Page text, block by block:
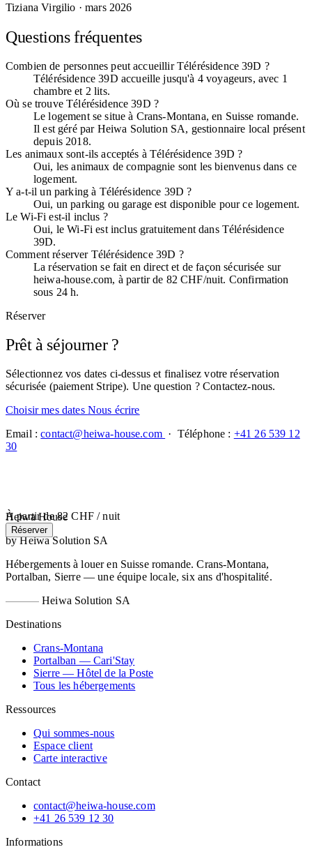
Tiziana Virgilio · mars 2026
Questions fréquentes
Combien de personnes peut accueillir Télérésidence 39D ?
Télérésidence 39D accueille jusqu'à 4 voyageurs, avec 1
chambre et 2 lits.
Où se trouve Télérésidence 39D ?
Le logement se situe à Crans-Montana, en Suisse romande.
Il est géré par Heiwa Solution SA, gestionnaire local présent
depuis 2018.
Les animaux sont-ils acceptés à Télérésidence 39D ?
Oui, les animaux de compagnie sont les bienvenus dans ce
logement.
Y a-t-il un parking à Télérésidence 39D ?
Oui, un parking ou garage est disponible pour ce logement.
Le Wi-Fi est-il inclus ?
Oui, le Wi-Fi est inclus gratuitement dans Télérésidence
39D.
Comment réserver Télérésidence 39D ?
La réservation se fait en direct et de façon sécurisée sur
heiwa-house.com, à partir de 82 CHF/nuit. Confirmation
sous 24 h.
Réserver
Prêt à séjourner ?
Sélectionnez vos dates ci-dessus et finalisez votre réservation
sécurisée (paiement Stripe). Une question ? Contactez-nous.
Choisir mes dates Nous écrire
Email :contact@heiwa-house.com · Téléphone : +41 26 539 12
30
À partir de 82 CHF / nuit
Réserver
Heiwa House
by Heiwa Solution SA
Hébergements à louer en Suisse romande. Crans-Montana,
Portalban, Sierre — une équipe locale, six ans d'hospitalité.
Heiwa Solution SA
Destinations
Crans-Montana
Portalban — Cari'Stay
Sierre — Hôtel de la Poste
Tous les hébergements
Ressources
Qui sommes-nous
Espace client
Carte interactive
Contact
contact@heiwa-house.com
+41 26 539 12 30
Informations